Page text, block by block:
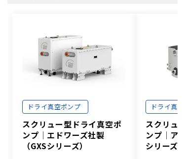
ドライ真空ポンプ
スクリュー型ドライ真空ポ
ンプ│エドワーズ社製
（GXSシリーズ）
ドライ真空
スクリュ
ンプ│ア
シリーズ）